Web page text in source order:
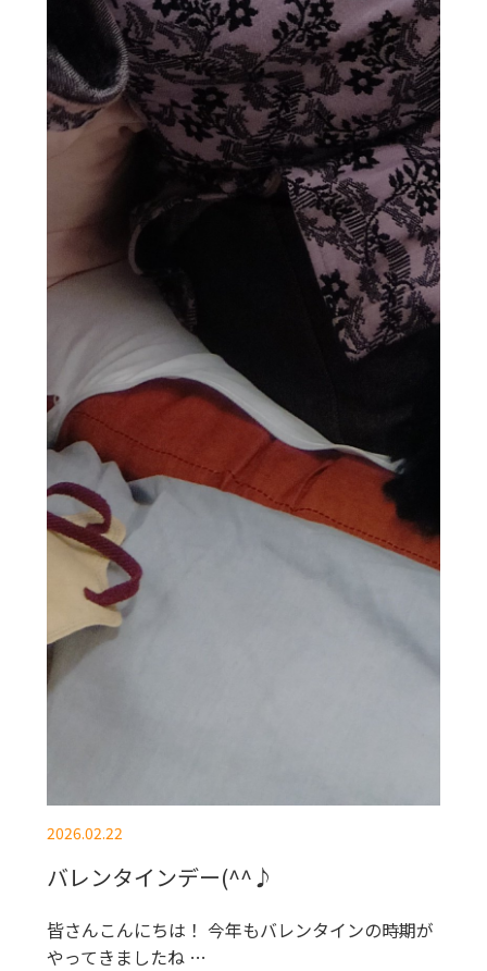
2026.02.22
バレンタインデー(^^♪
皆さんこんにちは！ 今年もバレンタインの時期が
やってきましたね …